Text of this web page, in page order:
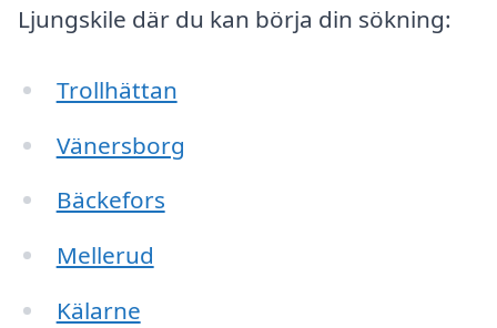
Ljungskile där du kan börja din sökning:
Trollhättan
Vänersborg
Bäckefors
Mellerud
Kälarne